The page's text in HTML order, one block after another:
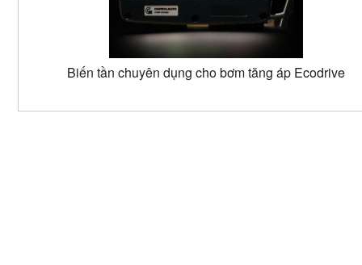
Biến tần chuyên dụng cho bơm tăng áp Ecodrive